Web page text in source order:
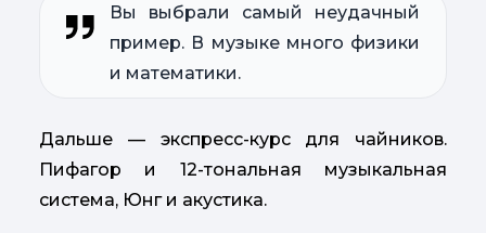
Вы выбрали самый неудачный
пример. В музыке много физики
и математики.
Дальше — экспресс-курс для чайников.
Пифагор и 12-тональная музыкальная
система, Юнг и акустика.